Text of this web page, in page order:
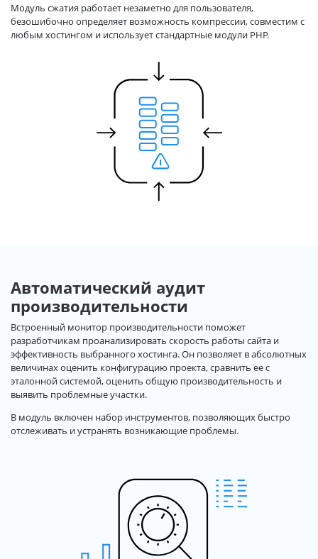
Модуль сжатия работает незаметно для пользователя,
безошибочно определяет возможность компрессии, совместим с
любым хостингом и использует стандартные модули РНР.
Автоматический аудит
производительности
Встроенный монитор производительности поможет
разработчикам проанализировать скорость работы сайта и
эффективность выбранного хостинга. Он позволяет в абсолютных
величинах оценить конфигурацию проекта, сравнить ее с
эталонной системой, оценить общую производительность и
выявить проблемные участки.
В модуль включен набор инструментов, позволяющих быстро
отслеживать и устранять возникающие проблемы.